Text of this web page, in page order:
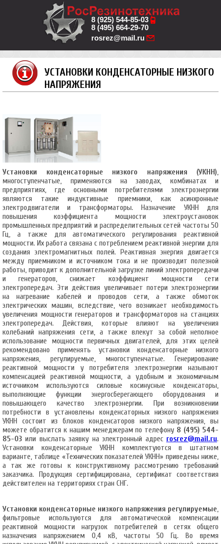
8 (925) 544-85-03
8 (495) 664-29-70
rosrez@mail.ru
УСТАНОВКИ КОНДЕНСАТОРНЫЕ НИЗКОГО
НАПРЯЖЕНИЯ
Установки конденсаторные низкого напряжения (УКНН),
многоступенчатые, применяются на заводах, комбинатах и
предприятиях, где основными потребителями электроэнергии
являются такие индуктивные приемники, как асинхронные
электродвигатели и трансформаторы. Назначение УКНН для
повышения коэффициента мощности электроустановок
промышленных предприятий и распределительных сетей частоты 50
Гц, а также для автоматического регулирования реактивной
мощности. Их работа связана с потреблением реактивной энергии для
создания электромагнитных полей. Реактивная энергия двигается
между приемником и источником тока и не производит полезной
работы, приводит к дополнительной загрузке линий электропередачи
и генераторов, снижает коэффициент мощности сети
электропередач. Эти действия увеличивает потери электроэнергии
на нагревание кабелей и проводов сети, а также обмоток
электрических машин, вследствие, чего возникает необходимость
увеличения мощности генераторов и трансформаторов на станциях
электропередач. Действия, которые влияют на увеличения
колебаний напряжения сети, а также влекут за собой неполное
использование мощности первичных двигателей, для этих целей
рекомендовано применять установки конденсаторные низкого
напряжения, регулируемые, многоступенчатые. Генерирование
реактивной мощности у потребителя электроэнергии называют
компенсацией реактивной мощности, а удобным и экономичным
источником используются силовые косинусные конденсаторы,
выполняющие функции энергосберегающего оборудования и
повышающего качество электроэнергии. При возникновении
потребности в установлены конденсаторных низкого напряжения
УКНН состоит из блоков конденсаторов низкого напряжения, вы
можете обратится к нашим менеджерам по телефону 8 (495) 544-
85-03 или выслать заявку на электронный адрес rosrez@mail.ru.
Установки конденсаторные УКНН комплектуются в штатном
варианте, таблице «Технических показателей УКНН» приведены ниже,
а так же готовы к конструктивному рассмотрению требований
заказчика. Продукция сертифицирована, сертификат соответствия
действителен на территориях стран СНГ.
Установки конденсаторные низкого напряжения регулируемые,
фильтровые используются для автоматической компенсации
реактивной мощности нагрузок потребителей в сетях общего
назначения напряжением 0,4 кВ, частоты 50 Гц. Во время